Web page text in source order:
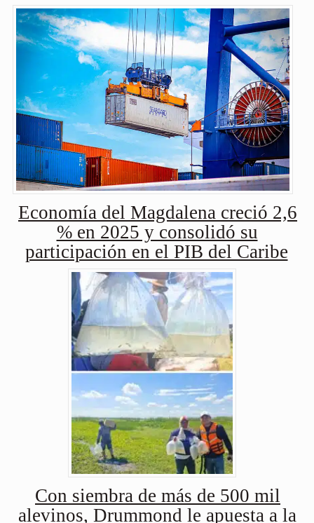
Economía del Magdalena creció 2,6
% en 2025 y consolidó su
participación en el PIB del Caribe
Con siembra de más de 500 mil
alevinos, Drummond le apuesta a la